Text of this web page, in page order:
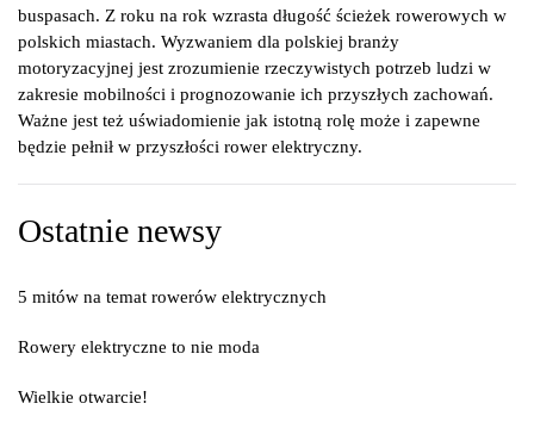
buspasach. Z roku na rok wzrasta długość ścieżek rowerowych w
polskich miastach. Wyzwaniem dla polskiej branży
motoryzacyjnej jest zrozumienie rzeczywistych potrzeb ludzi w
zakresie mobilności i prognozowanie ich przyszłych zachowań.
Ważne jest też uświadomienie jak istotną rolę może i zapewne
będzie pełnił w przyszłości rower elektryczny.
Ostatnie newsy
5 mitów na temat rowerów elektrycznych
Rowery elektryczne to nie moda
Wielkie otwarcie!